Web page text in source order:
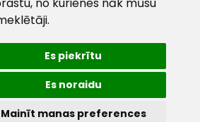
Es piekrītu
Es noraidu
Mainīt manas preferences
8:00 – 17:00
186
info@hards.lv